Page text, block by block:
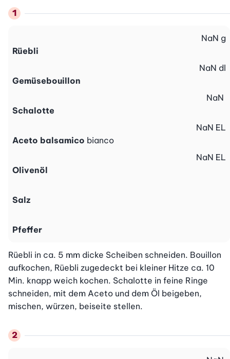
Rüebli
NaN g
Gemüsebouillon
NaN dl
Schalotte
NaN
Aceto balsamico bianco
NaN EL
Olivenöl
NaN EL
Salz
Pfeffer
Rüebli in ca. 5 mm dicke Scheiben schneiden. Bouillon
aufkochen, Rüebli zugedeckt bei kleiner Hitze ca. 10
Min. knapp weich kochen. Schalotte in feine Ringe
schneiden, mit dem Aceto und dem Öl beigeben,
mischen, würzen, beiseite stellen.